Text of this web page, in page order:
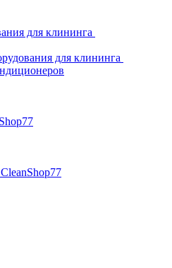
для клининга
для клининга